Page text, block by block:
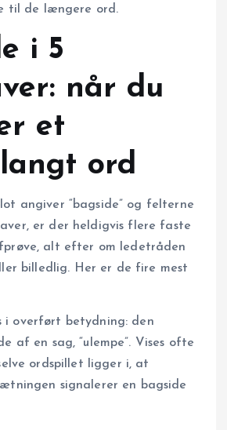
til de længere ord.
i 5
når du
et
ord
angiver “bagside” og felterne
er der heldigvis flere faste
alt efter om ledetråden
billedlig. Her er de fire mest
i overført betydning: den
af en sag, “ulempe”. Vises ofte
ordspillet ligger i, at
signalerer en bagside